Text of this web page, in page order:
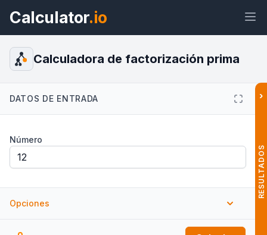
Calculator.io
factorización prima Widget
Calculadora de factorización prima
DATOS DE ENTRADA
Número
Opciones
›
RESULTADOS